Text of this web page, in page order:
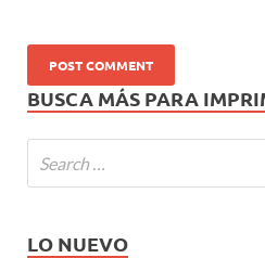
BUSCA MÁS PARA
LO NUEVO